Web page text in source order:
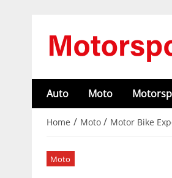
Auto Moto
Home / Moto / Motor Bike
Moto